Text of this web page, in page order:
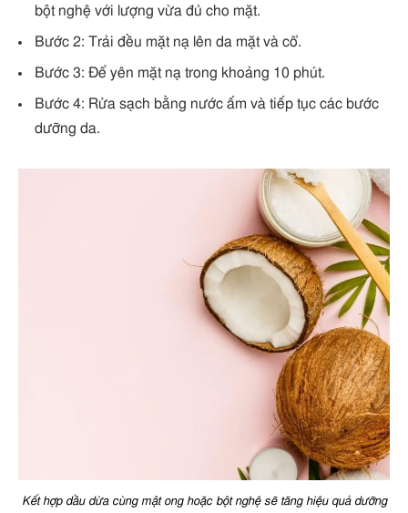
bột nghệ với lượng vừa đủ cho mặt.
Bước 2: Trải đều mặt nạ lên da mặt và cổ.
Bước 3: Để yên mặt nạ trong khoảng 10 phút.
Bước 4: Rửa sạch bằng nước ấm và tiếp tục các bước
dưỡng da.
Kết hợp dầu dừa cùng mật ong hoặc bột nghệ sẽ tăng hiệu quả dưỡng